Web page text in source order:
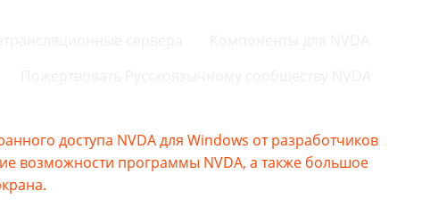
доступа NVDA для Windows от разработчиков
возможности программы NVDA, а также большое